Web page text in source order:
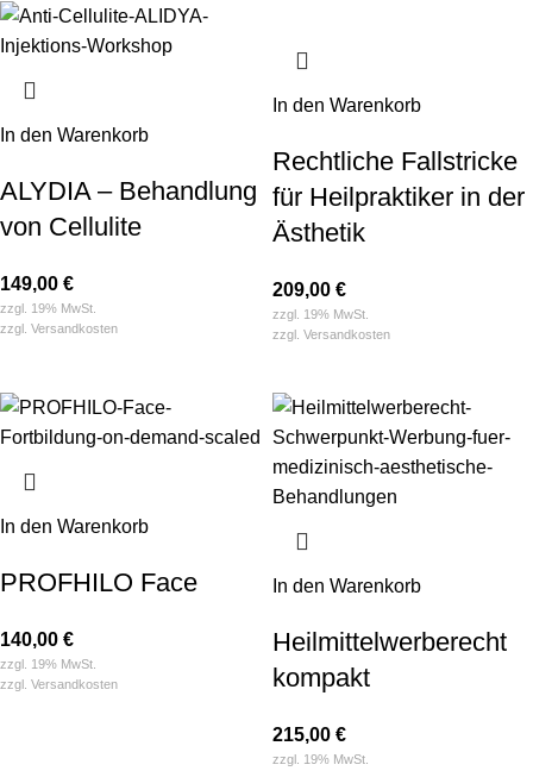
In den Warenkorb
ALYDIA – Behandlung
von Cellulite
149,00 €
zzgl. 19% MwSt.
zzgl. Versandkosten
In den Warenkorb
Rechtliche Fallstricke
für Heilpraktiker in der
Ästhetik
209,00 €
zzgl. 19% MwSt.
zzgl. Versandkosten
In den Warenkorb
PROFHILO Face
140,00 €
zzgl. 19% MwSt.
zzgl. Versandkosten
In den Warenkorb
Heilmittel­­werberecht
kompakt
215,00 €
zzgl. 19% MwSt.